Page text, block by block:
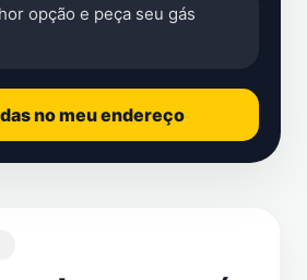
opção e peça seu gás
no meu endereço